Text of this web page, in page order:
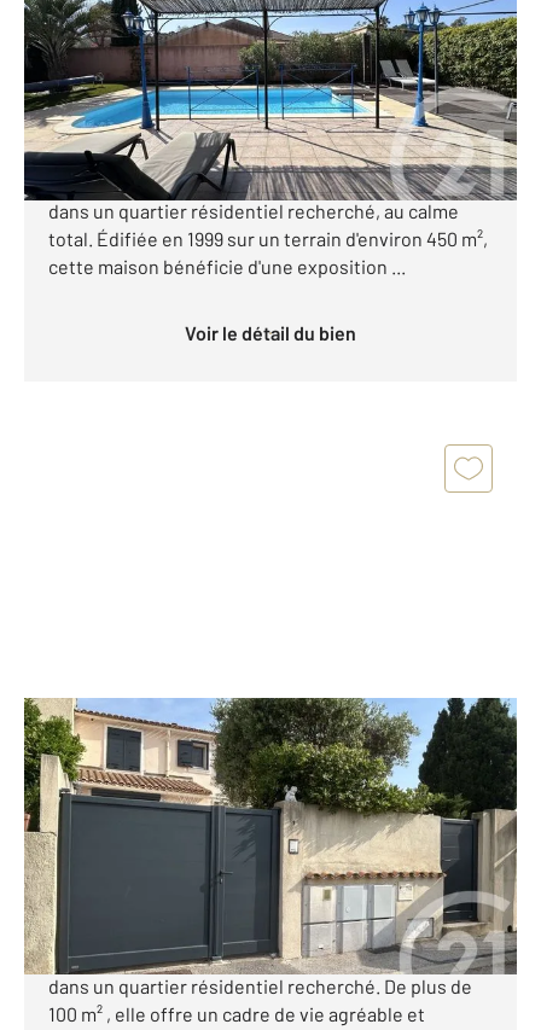
Maison à vendre
575 000 €
Votre agence CENTURY 21 Cogolin vous propose à la
vente cette agréable maison avec piscine, située
dans un quartier résidentiel recherché, au calme
total. Édifiée en 1999 sur un terrain d'environ 450 m²,
cette maison bénéficie d'une exposition ...
Voir le détail du bien
COGOLIN 83
110 m
, 6 pièces
Ref : 601
Maison à vendre
560 000 €
Votre agence Century 21 COGOLIN vous propose à la
vente cette charmante maison, idéalement située
dans un quartier résidentiel recherché. De plus de
100 m² , elle offre un cadre de vie agréable et